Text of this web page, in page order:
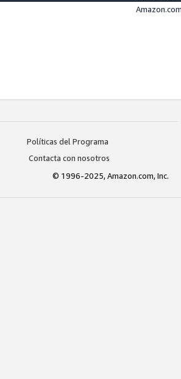
Políticas del Programa
Contacta con nosotros
© 1996-2025, Amazon.com, Inc.